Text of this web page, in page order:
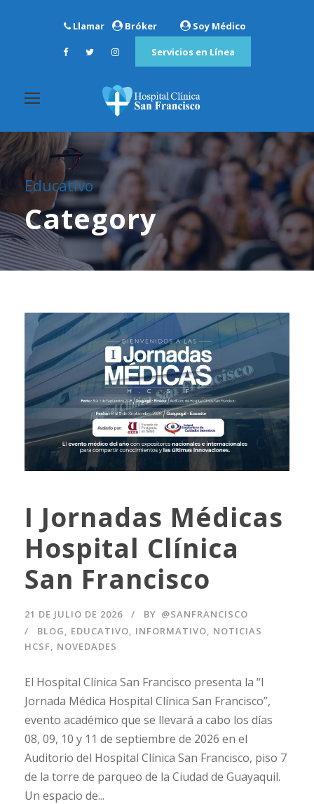
Llamar Bróker Soy Médico
Servicios en Línea
Educativo
Category
I Jornadas Médicas
Hospital Clínica
San Francisco
21 DE JULIO DE 2026 BY @SANFRANCISCO
BLOG, EDUCATIVO, INFORMATIVO, NOTICIAS
HCSF, NOVEDADES
El Hospital Clínica San Francisco presenta la “I
Jornada Médica Hospital Clínica San Francisco”,
evento académico que se llevará a cabo los días
08, 09, 10 y 11 de septiembre de 2026 en el
Auditorio del Hospital Clínica San Francisco, piso 7
de la torre de parqueo de la Ciudad de Guayaquil.
Un espacio de...